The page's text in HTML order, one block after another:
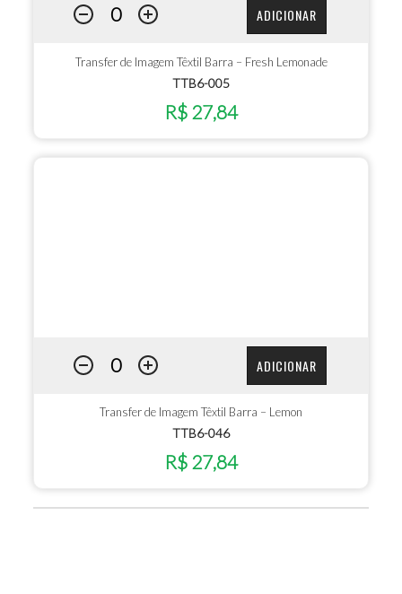
ADICIONAR
Transfer de Imagem Têxtil Barra – Fresh Lemonade
TTB6-005
R$ 27,84
ADICIONAR
Transfer de Imagem Têxtil Barra – Lemon
TTB6-046
R$ 27,84